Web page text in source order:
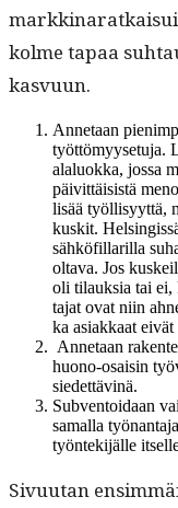
kolme tapaa
kasvuun.
Annetaan
työt­tömyy­se­tu­ja.
alalu­ok­ka, jos­sa
päivit­täi­sistä
lisää työl­lisyyt­tä,
kuskit.
sähkö­fil­lar­il­la
olta­va. Jos
oli tilauk­sia tai
ta­jat ovat niin
ka asi­akkaat eivät
Annetaan
huono-osaisin
siedettävinä.
Sub­ven­toidaan
samal­la
työn­tek­i­jälle
Sivu­u­tan